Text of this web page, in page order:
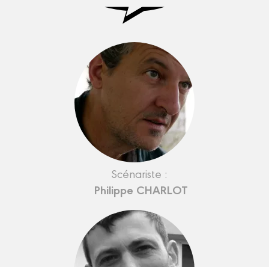
Scénariste :
Philippe CHARLOT